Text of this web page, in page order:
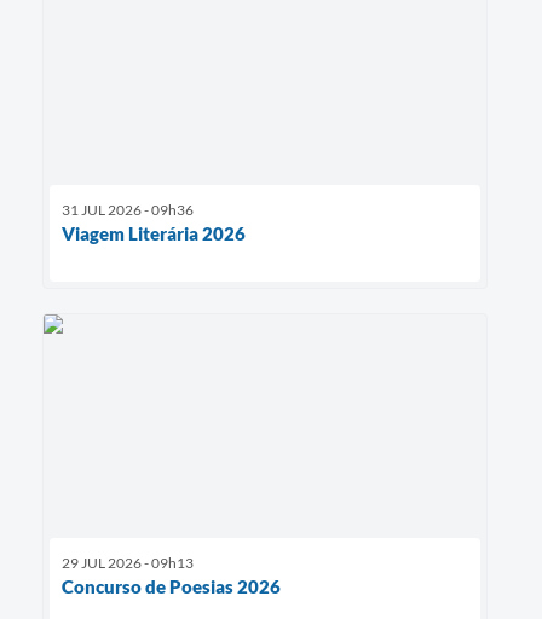
31 JUL 2026 - 09h36
Viagem Literária 2026
29 JUL 2026 - 09h13
Concurso de Poesias 2026